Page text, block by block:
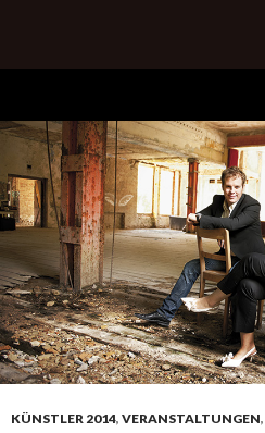
INHALT
SPRINGEN
KÜNSTLER 2014, VERANSTALTUNGEN,